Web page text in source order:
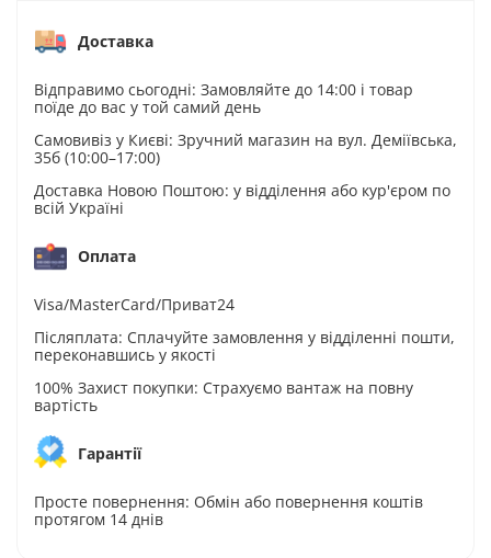
Доставка
Відправимо сьогодні: Замовляйте до 14:00 і товар
поїде до вас у той самий день
Самовивіз у Києві: Зручний магазин на вул. Деміївська,
35б (10:00–17:00)
Доставка Новою Поштою: у відділення або кур'єром по
всій Україні
Оплата
Visa/MasterCard/Приват24
Післяплата: Сплачуйте замовлення у відділенні пошти,
переконавшись у якості
100% Захист покупки: Страхуємо вантаж на повну
вартість
Гарантії
Просте повернення: Обмін або повернення коштів
протягом 14 днів